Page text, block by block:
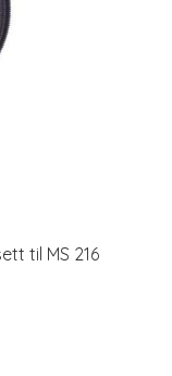
til MS 216